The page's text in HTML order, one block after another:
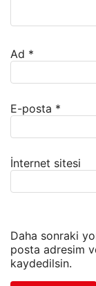
Ad *
E-posta *
İnternet sitesi
Daha sonraki
posta adresim
kaydedilsin.